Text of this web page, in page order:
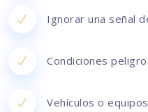
Ignorar una señal
Condiciones
Vehículos o